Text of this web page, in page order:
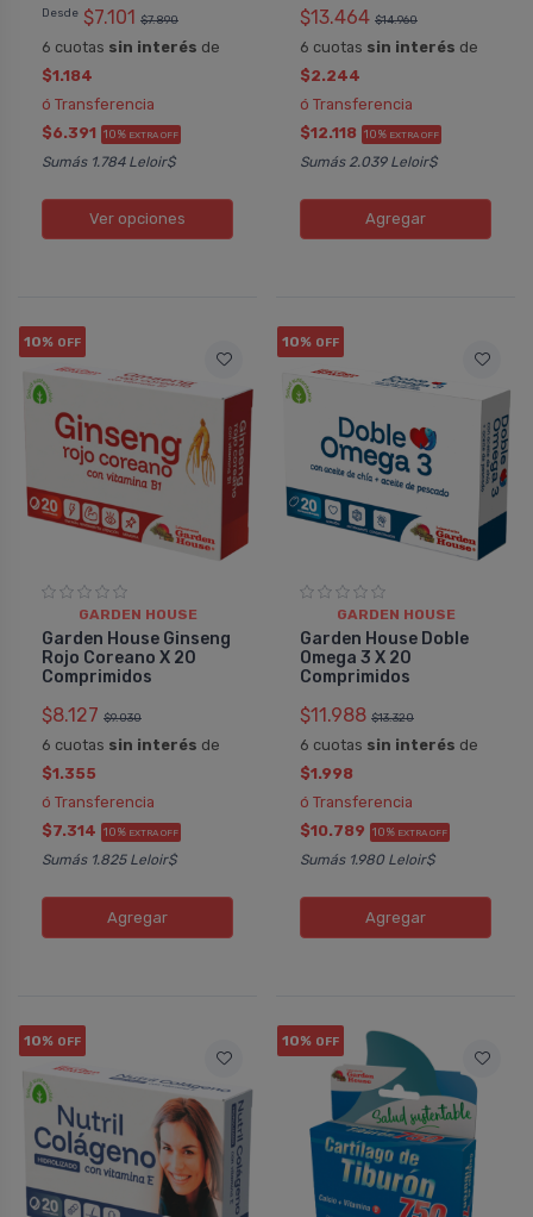
Desde $7.101 $7.890
6 cuotas sin interés de
$1.184
ó Transferencia
$6.391 10% EXTRA OFF
Sumás 1.784 Leloir$
Ver opciones
$13.464 $14.960
6 cuotas sin interés de
$2.244
ó Transferencia
$12.118 10% EXTRA OFF
Sumás 2.039 Leloir$
Agregar
10% OFF
GARDEN HOUSE
Garden House Ginseng
Rojo Coreano X 20
Comprimidos
$8.127 $9.030
6 cuotas sin interés de
$1.355
ó Transferencia
$7.314 10% EXTRA OFF
Sumás 1.825 Leloir$
Agregar
10% OFF
GARDEN HOUSE
Garden House Doble
Omega 3 X 20
Comprimidos
$11.988 $13.320
6 cuotas sin interés de
$1.998
ó Transferencia
$10.789 10% EXTRA OFF
Sumás 1.980 Leloir$
Agregar
10% OFF 10% OFF